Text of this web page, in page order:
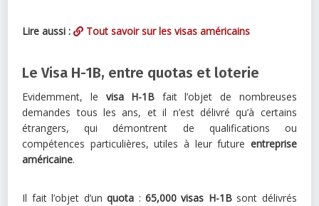
Lire aussi : Tout savoir sur les visas américains
Le Visa H-1B, entre quotas et loterie
Evidemment, le visa H-1B fait l’objet de nombreuses
demandes tous les ans, et il n’est délivré qu’à certains
étrangers, qui démontrent de qualifications ou
compétences particulières, utiles à leur future entreprise
américaine.
Il fait l’objet d’unquota : 65,000 visas H-1Bsont délivrés